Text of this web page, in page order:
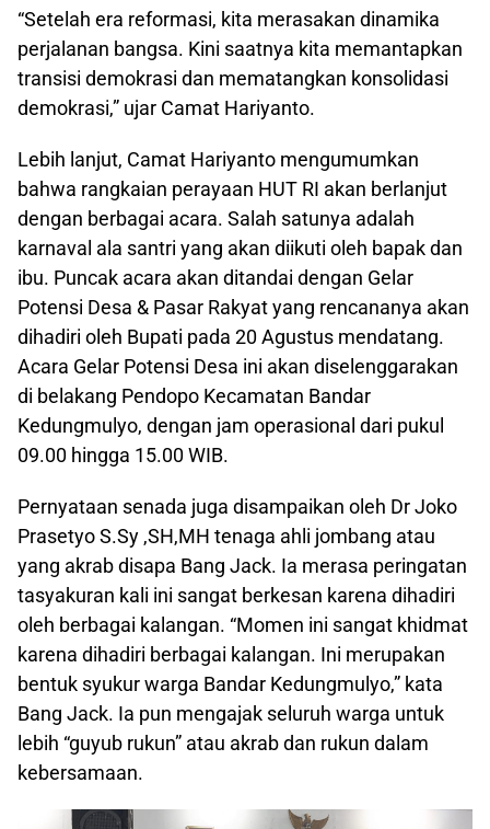
“Setelah era reformasi, kita merasakan dinamika
perjalanan bangsa. Kini saatnya kita memantapkan
transisi demokrasi dan mematangkan konsolidasi
demokrasi,” ujar Camat Hariyanto.
Lebih lanjut, Camat Hariyanto mengumumkan
bahwa rangkaian perayaan HUT RI akan berlanjut
dengan berbagai acara. Salah satunya adalah
karnaval ala santri yang akan diikuti oleh bapak dan
ibu. Puncak acara akan ditandai dengan Gelar
Potensi Desa & Pasar Rakyat yang rencananya akan
dihadiri oleh Bupati pada 20 Agustus mendatang.
Acara Gelar Potensi Desa ini akan diselenggarakan
di belakang Pendopo Kecamatan Bandar
Kedungmulyo, dengan jam operasional dari pukul
09.00 hingga 15.00 WIB.
Pernyataan senada juga disampaikan oleh Dr Joko
Prasetyo S.Sy ,SH,MH tenaga ahli jombang atau
yang akrab disapa Bang Jack. Ia merasa peringatan
tasyakuran kali ini sangat berkesan karena dihadiri
oleh berbagai kalangan. “Momen ini sangat khidmat
karena dihadiri berbagai kalangan. Ini merupakan
bentuk syukur warga Bandar Kedungmulyo,” kata
Bang Jack. Ia pun mengajak seluruh warga untuk
lebih “guyub rukun” atau akrab dan rukun dalam
kebersamaan.